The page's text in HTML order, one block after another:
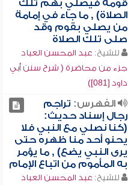
قومه فيصلي بهم تلك
الصلاة) , ما جاء في إمامة
من يصلي بقوم وقد
صلى تلك الصلاة
للشيخ: عبد المحسن العباد
جزء من محاضرة ( شرح سنن أبي
داود [081])
الفهرس: تراجم
رجال إسناد حديث:
(كنا نصلي مع النبي فلا
يحنو أحد منا ظهره حتى
يرى النبي يضع) , ما يؤمر
به المأموم من اتباع الإمام
للشيخ: عبد المحسن العباد